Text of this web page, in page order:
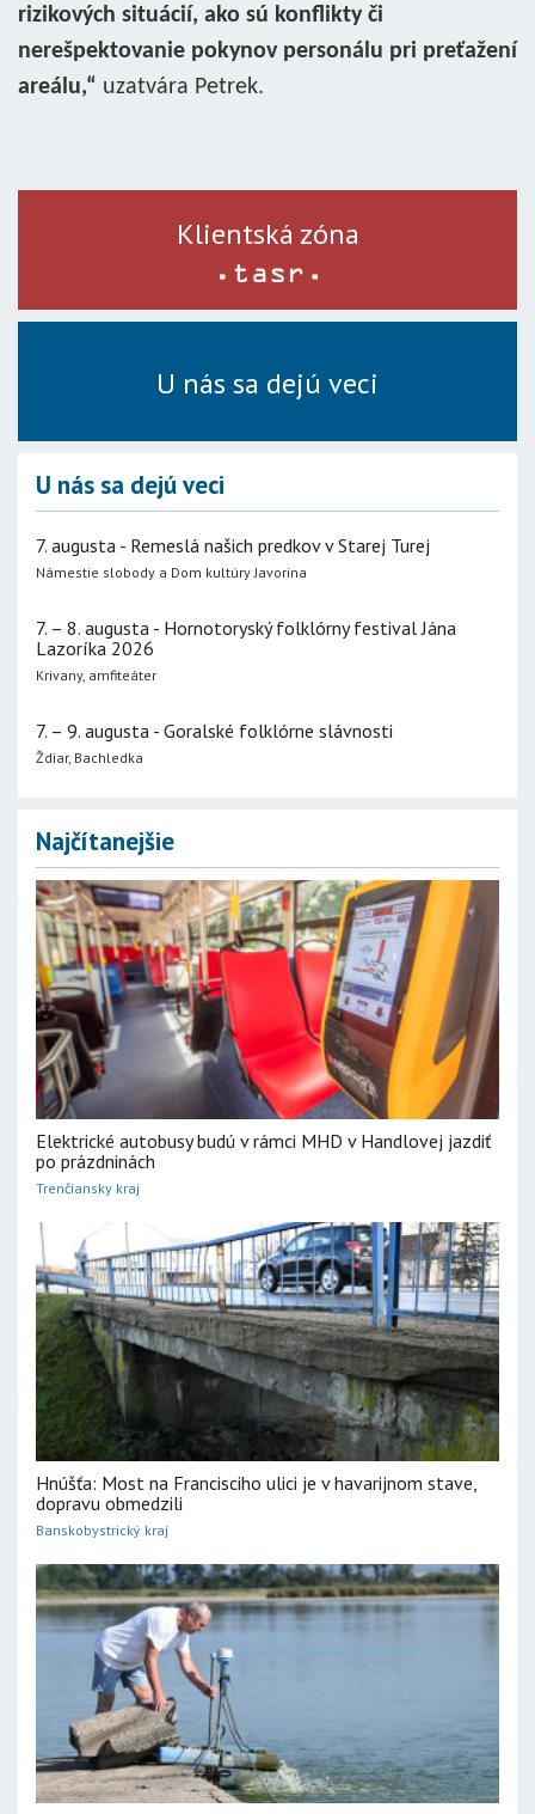
rizikových situácií, ako sú konflikty či
nerešpektovanie pokynov personálu pri preťažení
areálu,“ uzatvára Petrek.
Klientská zóna
U nás sa dejú veci
U nás sa dejú veci
7. augusta - Remeslá našich predkov v Starej Turej
Námestie slobody a Dom kultúry Javorina
7. – 8. augusta - Hornotoryský folklórny festival Jána
Lazoríka 2026
Krivany, amfiteáter
7. – 9. augusta - Goralské folklórne slávnosti
Ždiar, Bachledka
Najčítanejšie
Elektrické autobusy budú v rámci MHD v Handlovej jazdiť
po prázdninách
Trenčiansky kraj
Hnúšťa: Most na Francisciho ulici je v havarijnom stave,
dopravu obmedzili
Banskobystrický kraj